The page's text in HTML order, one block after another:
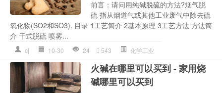
前言：请问用纯碱脱硫的方法?烟气脱
硫 指从烟道气或其他工业废气中除去硫
氧化物(SO2和SO3). 目录 1工艺简介 2基本原理 3工艺方法 方法简
介 干式脱硫 喷雾...
cj 10-30 24 543 化学工业
火碱在哪里可以买到 - 家用烧
碱哪里可以买到